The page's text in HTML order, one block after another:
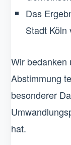
Das
Stadt Köln
Wir bedanken
Abstimmung
besonderer
hat.